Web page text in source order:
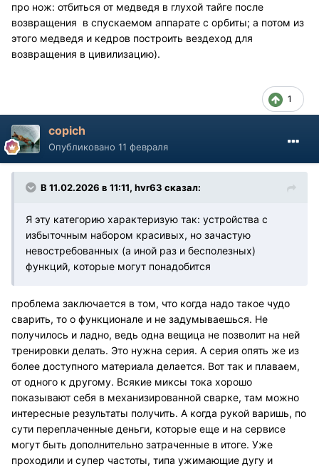
про нож: отбиться от медведя в глухой тайге после
возвращения в спускаемом аппарате с орбиты; а потом из
этого медведя и кедров построить вездеход для
возвращения в цивилизацию).
1
copich
Опубликовано 11 февраля
В 11.02.2026 в 11:11, hvr63 сказал:
Я эту категорию характеризую так: устройства с
избыточным набором красивых, но зачастую
невостребованных (а иной раз и бесполезных)
функций, которые могут понадобится
проблема заключается в том, что когда надо такое чудо
сварить, то о функционале и не задумываешься. Не
получилось и ладно, ведь одна вещица не позволит на ней
тренировки делать. Это нужна серия. А серия опять же из
более доступного материала делается. Вот так и плаваем,
от одного к другому. Всякие миксы тока хорошо
показывают себя в механизированной сварке, там можно
интересные результаты получить. А когда рукой варишь, по
сути переплаченные деньги, которые еще и на сервисе
могут быть дополнительно затраченные в итоге. Уже
проходили и супер частоты, типа ужимающие дугу и